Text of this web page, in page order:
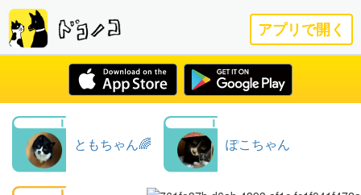
アプリで開く
ともちゃん🌈 ぽこちゃん